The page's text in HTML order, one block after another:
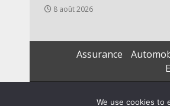
8 août 2026
Assurance
We use cookies to